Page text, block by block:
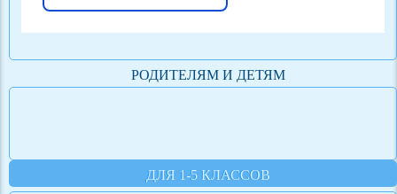
РОДИТЕЛЯМ И ДЕТЯМ
ДЛЯ 1-5 КЛАССОВ